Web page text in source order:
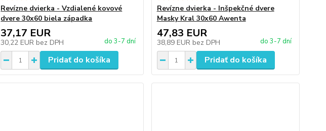
Revízne dvierka - Vzdialené kovové
dvere 30x60 biela západka
37,17 EUR
30,22 EUR bez DPH do 3-7 dní
Pridať do košíka
Revízne dvierka - Inšpekčné dvere
Masky Kral 30x60 Awenta
47,83 EUR
38,89 EUR bez DPH do 3-7 dní
Pridať do košíka